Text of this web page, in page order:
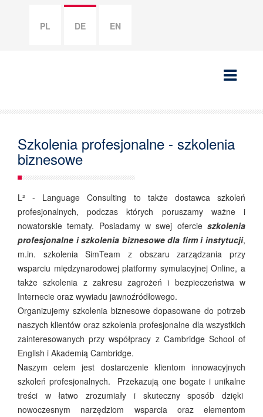
PL DE EN
Szkolenia profesjonalne - szkolenia
biznesowe
L² - Language Consulting to także dostawca szkoleń
profesjonalnych, podczas których poruszamy ważne i
nowatorskie tematy. Posiadamy w swej ofercie szkolenia
profesjonalne i szkolenia biznesowe dla firm i instytucji,
m.in. szkolenia SimTeam z obszaru zarządzania przy
wsparciu międzynarodowej platformy symulacyjnej Online, a
także szkolenia z zakresu zagrożeń i bezpieczeństwa w
Internecie oraz wywiadu jawnoźródłowego.
Organizujemy szkolenia biznesowe dopasowane do potrzeb
naszych klientów oraz szkolenia profesjonalne dla wszystkich
zainteresowanych przy współpracy z Cambridge School of
English i Akademią Cambridge.
Naszym celem jest dostarczenie klientom innowacyjnych
szkoleń profesjonalnych. Przekazują one bogate i unikalne
treści w łatwo zrozumiały i skuteczny sposób dzięki
nowoczesnym narzędziom wsparcia oraz elementom